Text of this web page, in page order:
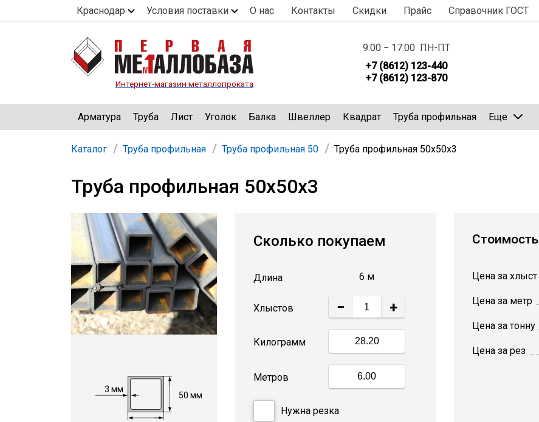
Краснодар Условия поставки О нас Контакты Скидки Прайс Справочник ГОСТ
Интернет-магазин металлопроката
9:00 − 17:00 ПН-ПТ
+7 (8612) 123-440
+7 (8612) 123-870
Арматура Труба Лист Уголок Балка Швеллер Квадрат Труба профильная Еще
Каталог Труба профильная Труба профильная 50 Труба профильная 50х50х3
Труба профильная 50х50х3
3 мм
50 мм
Сколько покупаем
Длина 6 м
Хлыстов − +
Килограмм
Метров
Нужна резка
Стоимость
Цена за хлыст
Цена за метр
Цена за тонну
Цена за рез